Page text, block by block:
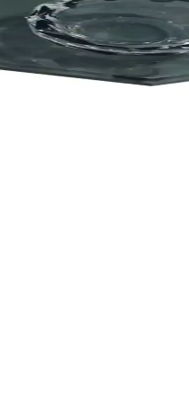
anlar yaratır.
oluşan set, dayanıklı